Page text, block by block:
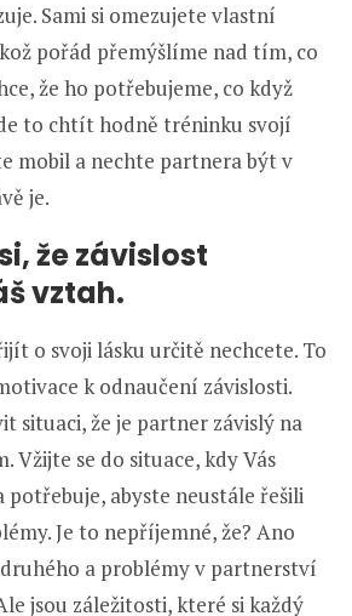
Sami si omezujete vlastní
pořád přemýšlíme nad tím, co
že ho potřebujeme, co když
to chtít hodně tréninku svojí
mobil a nechte partnera být v
je.
že závislost
vztah.
o svoji lásku určitě nechcete. To
k odnaučení závislosti.
situaci, že je partner závislý na
Vžijte se do situace, kdy Vás
potřebuje, abyste neustále řešili
Je to nepříjemné, že? Ano
a problémy v partnerství
jsou záležitosti, které si každý